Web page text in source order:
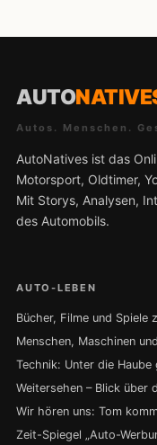
AUTO
Autos. Menschen.
AutoNatives ist das
Motorsport, Oldtimer,
Mit Storys, Analysen,
des Automobils.
AUTO-LEBEN
Bücher, Filme und Spiele
Menschen, Maschinen
Technik: Unter die Haube
Weitersehen – Blick über
Wir hören uns: Tom
Zeit-Spiegel „Auto-